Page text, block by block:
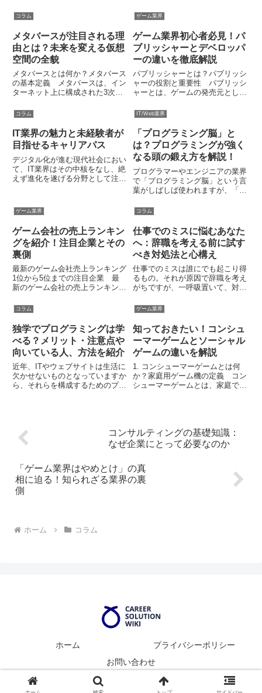
業界によって大きな違いがありま
す。一体彼らはどのようなスキル
を必要とし、ディレクターと何が
異なるのでしょうか？この記事
で...
深センで設立され、当初は主にメ
ッセンジャーサービスを提供して
いましたが、後にゲーム開発と
プ...
コラム
メタバースが注目される理
由とは？未来を変える仮想
空間の全貌
メタバースとは何か？メタバース
の基本定義 メタバースは、イン
ターネット上に構成された3次元
ユーザーはアバターを介して他者
とコミュニケーションを取った
り、さまざまな活動を楽しむこと
ができます。メタバースの語源は
「...
ゲーム業界
ゲーム業界初心者必見！パ
ブリッシャーとデベロッパ
ーの違いを徹底解説
パブリッシャーとは？パブリッシ
ャーの役割と重要性 パブリッシ
ャーとは、ゲームの発売元とし
でを担う重要な役割を果たす企業
です。パブリッシャーはゲーム開
発の全プロセスにおいて中心的な
存在であり、デベロッパーと協力
し...
コラム
IT業界の魅力と未経験者が
目指せるキャリアパス
デジタル化が進む現代社会におい
て、IT業界はその中核をなし、絶
えず進化を遂げる分野として注目
も多くのキャリアパスが開けてい
ることがこの業界の大きな魅力で
す。この記事では、なぜIT業...
IT/Web業界
「プログラミング脳」と
は？プログラミングが強く
なる頭の鍛え方を解説！
プログラマーやエンジニアの業界
で「プログラミング脳」という言
葉がしばしば使われますが、「ど
わからない」と思っている人も多
いのではないでしょうか。また、
「スキルとして身につけたいと思
っているが、取り組み方がわか
ら...
ゲーム業界
ゲーム会社の売上ランキン
グを紹介！注目企業とその
裏側
最新のゲーム会社売上ランキング
1位から5位までの注目企業 最
新のゲーム会社の売上ランキング
圧倒的な1位となっています。そ
の売上高は3兆5385億円であり、
代表的なタイトル「プレイステー
ション」シリーズを中心に、...
コラム
仕事でのミスに悩むあなた
へ：辞職を考える前に試す
べき対処法と心構え
仕事でのミスは誰にでも起こり得
るもの。それが原因で辞職を考え
がちですが、一呼吸置いて、対処
の記事では、職場のミスをチャン
スに変える具体的な手順と、前向
きな心構えを紹介します。失敗は
成長の糧になり得るのです。あ
な...
コラム
独学でプログラミングは学
べる？メリット・注意点や
向いている人、方法を紹介
近年、ITやウェブサイトは生活に
欠かせないものとなっていますか
ら、それらを構成するためのプロ
ら、「できれば独学で学びたい...
ゲーム業界
知っておきたい！コンシュ
ーマーゲームとソーシャル
ゲームの違いを解説
1. コンシューマーゲームとは何
か？家庭用ゲーム機の定義 コン
シューマーゲームとは、家庭で楽
トフォン、PCのような汎用端
末...
コンサルティングの基礎知識：
なぜ企業にとって必要なのか
「ゲーム業界はやめとけ」の真
相に迫る！知られざる業界の裏
側
ホーム コラム
ホーム
プライバシーポリシー
お問い合わせ
© 2024 Career Solution Wiki.